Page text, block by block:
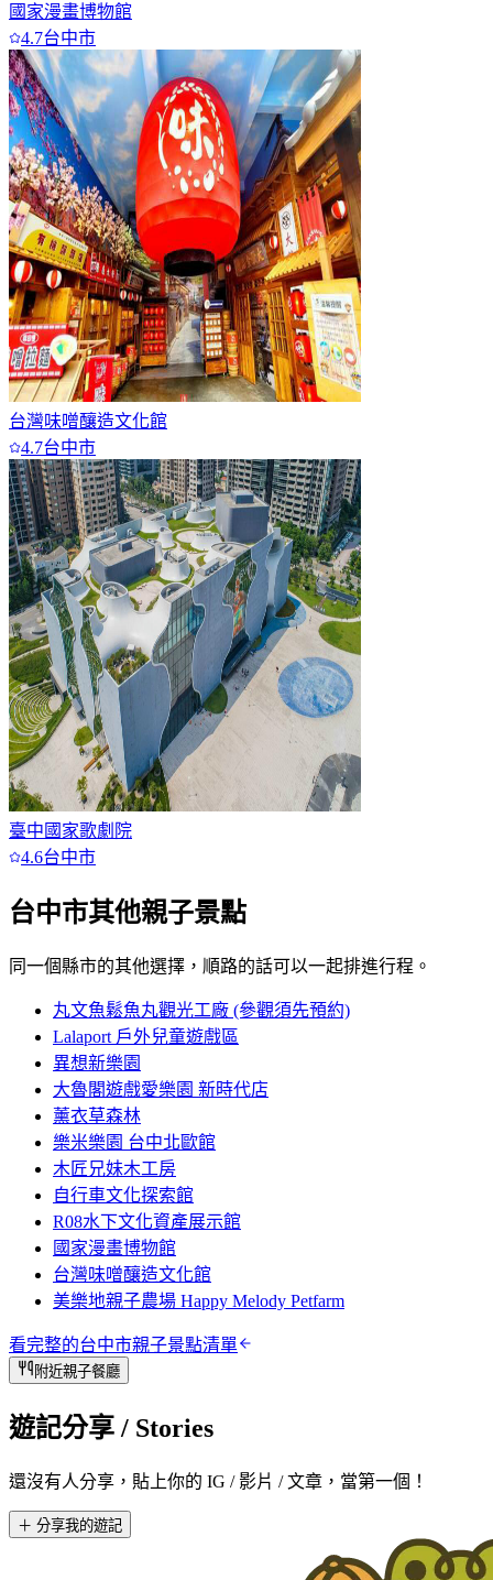
國家漫畫博物館
4.7台中市
台灣味噌釀造文化館
4.7台中市
臺中國家歌劇院
4.6台中市
台中市其他親子景點
同一個縣市的其他選擇，順路的話可以一起排進行程。
丸文魚鬆魚丸觀光工廠 (參觀須先預約)
Lalaport 戶外兒童遊戲區
異想新樂園
大魯閣遊戲愛樂園 新時代店
薰衣草森林
樂米樂園 台中北歐館
木匠兄妹木工房
自行車文化探索館
R08水下文化資產展示館
國家漫畫博物館
台灣味噌釀造文化館
美樂地親子農場 Happy Melody Petfarm
看完整的台中市親子景點清單
附近親子餐廳
遊記分享 / Stories
還沒有人分享，貼上你的 IG / 影片 / 文章，當第一個！
＋ 分享我的遊記